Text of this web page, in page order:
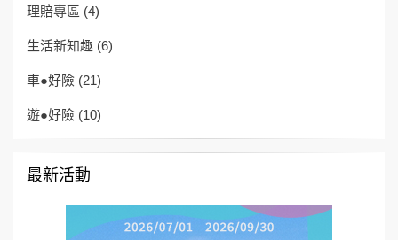
理賠專區 (4)
生活新知趣 (6)
車●好險 (21)
遊●好險 (10)
最新活動